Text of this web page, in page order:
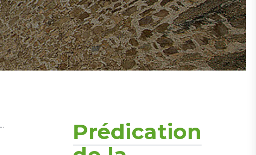
500 ans de l'église de Saint-Saphorin
Prédication